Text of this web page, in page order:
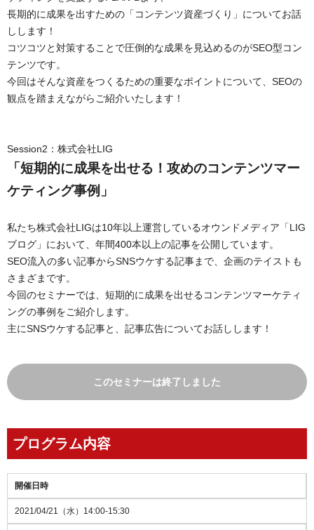
長期的に成果を出すための「コンテンツ資産づくり」についてお話
しします！
コツコツと対策することで圧倒的な成果を見込めるのがSEO型コン
テンツです。
今回はそんな資産をつくるための重要なポイントについて、SEOの
観点を踏まえながらご紹介いたします！
Session2：株式会社LIG
「短期的に成果を出せる！攻めのコンテンツマー
ケティング事例」
私たち株式会社LIGは10年以上運営しているオウンドメディア「LIG
ブログ」において、年間400本以上の記事を公開しています。
SEO流入の多い記事からSNSウケする記事まで、企画のテイストも
さまざまです。
今回のセミナーでは、短期的に成果を出せるコンテンツマーケティ
ングの事例をご紹介します。
主にSNSウケする記事と、記事広告についてお話しします！
このセミナーは終了しました
プログラム内容
開催日時
2021/04/21（水）14:00-15:30